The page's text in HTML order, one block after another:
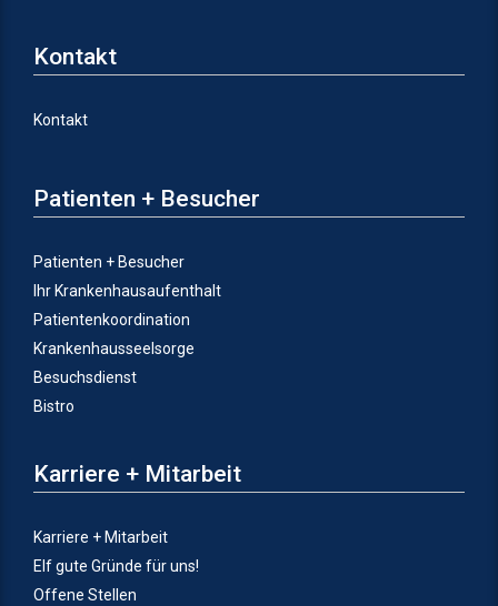
Kontakt
Kontakt
Patienten + Besucher
Patienten + Besucher
Ihr Krankenhausaufenthalt
Patientenkoordination
Krankenhausseelsorge
Besuchsdienst
Bistro
Karriere + Mitarbeit
Karriere + Mitarbeit
Elf gute Gründe für uns!
Offene Stellen